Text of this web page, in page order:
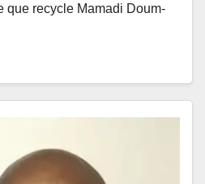
que recycle Mamadi Doum-